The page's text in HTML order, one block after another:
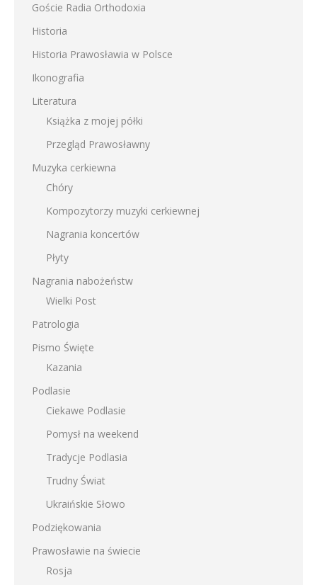
Goście Radia Orthodoxia
Historia
Historia Prawosławia w Polsce
Ikonografia
Literatura
Książka z mojej półki
Przegląd Prawosławny
Muzyka cerkiewna
Chóry
Kompozytorzy muzyki cerkiewnej
Nagrania koncertów
Płyty
Nagrania nabożeństw
Wielki Post
Patrologia
Pismo Święte
Kazania
Podlasie
Ciekawe Podlasie
Pomysł na weekend
Tradycje Podlasia
Trudny Świat
Ukraińskie Słowo
Podziękowania
Prawosławie na świecie
Rosja